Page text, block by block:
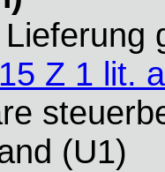
Lieferung
Z 1 lit. a
(U1)